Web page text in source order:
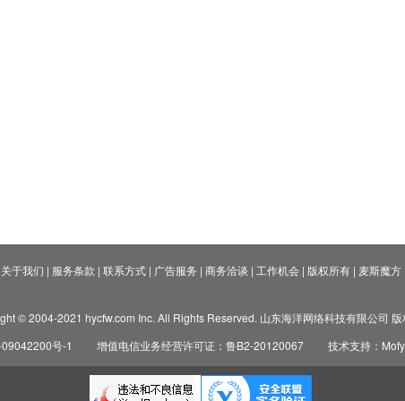
关于我们 | 服务条款 | 联系方式| 广告服务 | 商务洽谈 | 工作机会| 版权所有| 麦斯魔方
© 2004-2021 hycfw.com Inc. All Rights Reserved. 山东海洋网络科技有限公司 版
号-1
增值电信业务经营许可证：鲁B2-20120067 技术支持：